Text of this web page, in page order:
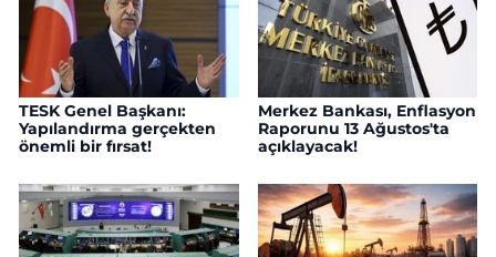
TESK Genel Başkanı:
Yapılandırma gerçekten
önemli bir fırsat!
Merkez Bankası, Enflasyon
Raporunu 13 Ağustos'ta
açıklayacak!